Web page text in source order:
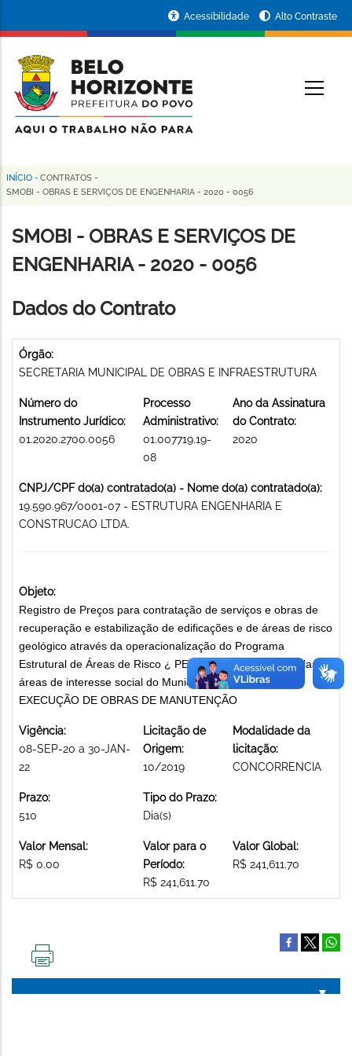
conteúdo
principal
da
Prefeitura
de
Horizonte
Acessibilidade Alto Contraste
Trilha
navegação
INÍCIO - CONTRATOS -
SMOBI - OBRAS E SERVIÇOS DE ENGENHARIA - 2020 - 0056
SMOBI - OBRAS E SERVIÇOS DE
ENGENHARIA - 2020 - 0056
Dados do Contrato
Órgão:
SECRETARIA MUNICIPAL DE OBRAS E INFRAESTRUTURA
Número do
Instrumento Jurídico:
01.2020.2700.0056
Processo
Administrativo:
01.007719.19-
08
Ano da Assinatura
do Contrato:
2020
CNPJ/CPF do(a) contratado(a) - Nome do(a) contratado(a):
19.590.967/0001-07 - ESTRUTURA ENGENHARIA E
CONSTRUCAO LTDA.
Objeto:
Registro de Preços para contratação de serviços e obras de
recuperação e estabilização de edificações e de áreas de risco
geológico através da operacionalização do Programa
Estrutural de Áreas de Risco ¿ PEAR, junto às Vilas, favelas e
áreas de interesse social do Município de Belo Horizonte
EXECUÇÃO DE OBRAS DE MANUTENÇÃO
Vigência:
08-SEP-20 a 30-JAN-
22
Licitação de
Origem:
10/2019
Modalidade da
licitação:
CONCORRENCIA
Prazo:
510
Tipo do Prazo:
Dia(s)
Valor Mensal:
R$ 0.00
Valor para o
Período:
R$ 241,611.70
Valor Global:
R$ 241,611.70
PÁGINA